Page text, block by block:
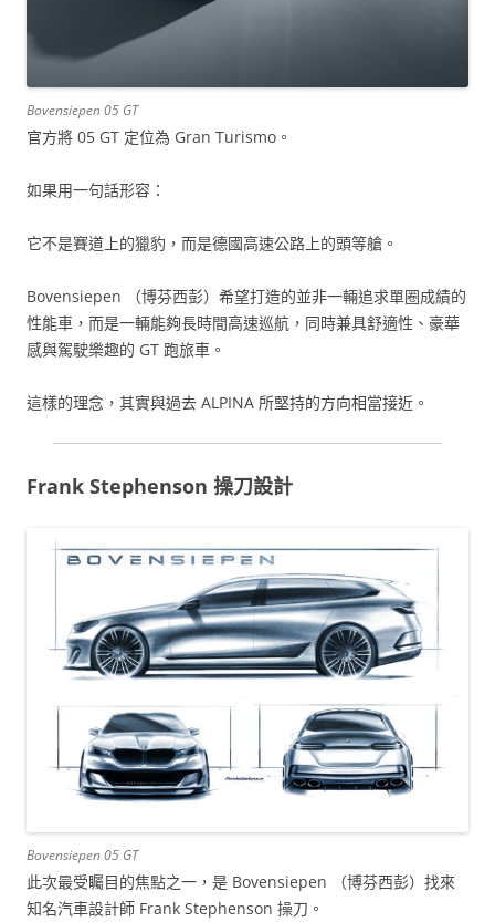
Bovensiepen 05 GT
官方將 05 GT 定位為 Gran Turismo。
如果用一句話形容：
它不是賽道上的獵豹，而是德國高速公路上的頭等艙。
Bovensiepen （博芬西彭）希望打造的並非一輛追求單圈成績的
性能車，而是一輛能夠長時間高速巡航，同時兼具舒適性、豪華
感與駕駛樂趣的 GT 跑旅車。
這樣的理念，其實與過去 ALPINA 所堅持的方向相當接近。
Frank Stephenson 操刀設計
Bovensiepen 05 GT
此次最受矚目的焦點之一，是 Bovensiepen （博芬西彭）找來
知名汽車設計師 Frank Stephenson 操刀。